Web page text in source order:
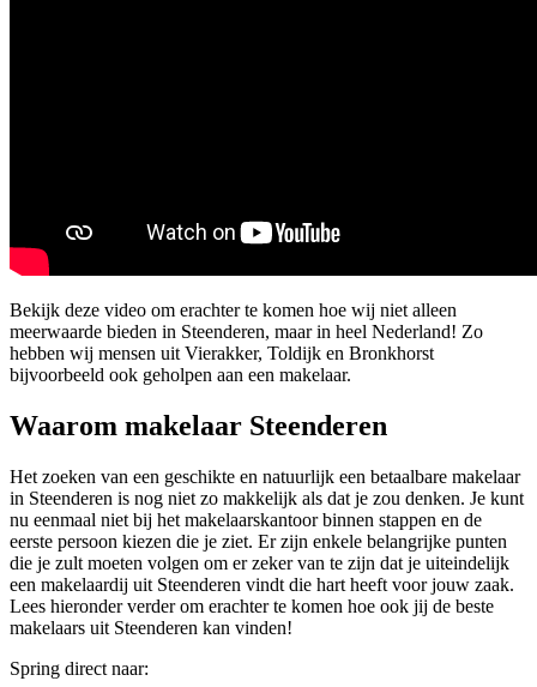
Bekijk deze video om erachter te komen hoe wij niet alleen
meerwaarde bieden in Steenderen, maar in heel Nederland! Zo
hebben wij mensen uit Vierakker, Toldijk en Bronkhorst
bijvoorbeeld ook geholpen aan een makelaar.
Waarom makelaar Steenderen
Het zoeken van een geschikte en natuurlijk een betaalbare makelaar
in Steenderen is nog niet zo makkelijk als dat je zou denken. Je kunt
nu eenmaal niet bij het makelaarskantoor binnen stappen en de
eerste persoon kiezen die je ziet. Er zijn enkele belangrijke punten
die je zult moeten volgen om er zeker van te zijn dat je uiteindelijk
een makelaardij uit Steenderen vindt die hart heeft voor jouw zaak.
Lees hieronder verder om erachter te komen hoe ook jij de beste
makelaars uit Steenderen kan vinden!
Spring direct naar: